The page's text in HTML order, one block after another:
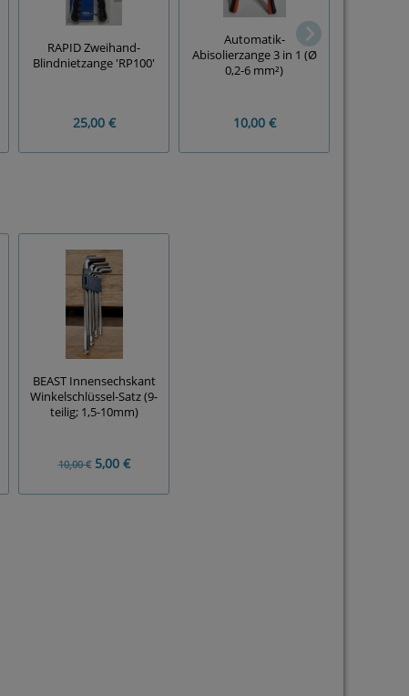
RAPID Zweihand-
Blindnietzange 'RP100'
25,00 €
Automatik-
Abisolierzange 3 in 1 (Ø
0,2-6 mm²)
10,00 €
BEAST Innensechskant
Winkelschlüssel-Satz (9-
teilig; 1,5-10mm)
10,00 €5,00 €